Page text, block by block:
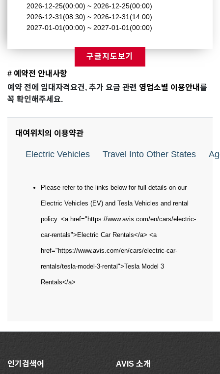
2026-12-25(00:00) ~ 2026-12-25(00:00)
2026-12-31(08:30) ~ 2026-12-31(14:00)
2027-01-01(00:00) ~ 2027-01-01(00:00)
구글지도보기
# 예약전 안내사항
예약 전에 임대자격요건, 추가 요금 관련 영업소별 이용안내 를
꼭 확인해주세요.
대여위치의 이용약관
Electric Vehicles Travel Into Other States
Please refer to the links below for full details on our
Electric Vehicles (EV) and Tesla Vehicles and rental
policy. <a href="https://www.avis.com/en/cars/electric-
car-rentals">Electric Car Rentals</a> <a
href="https://www.avis.com/en/cars/electric-car-
rentals/tesla-model-3-rental">Tesla Model 3
Rentals</a>
인기검색어 AVIS 소개